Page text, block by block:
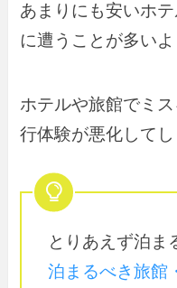
あまりにも安いホ
に遭うことが多いよ
ホテルや旅館でミ
行体験が悪化してし
とりあえず泊ま
泊まるべき旅館